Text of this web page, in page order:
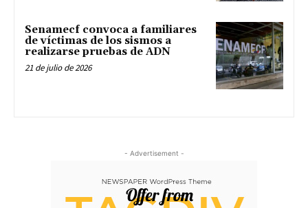
Senamecf convoca a familiares
de víctimas de los sismos a
realizarse pruebas de ADN
21 de julio de 2026
- Advertisement -